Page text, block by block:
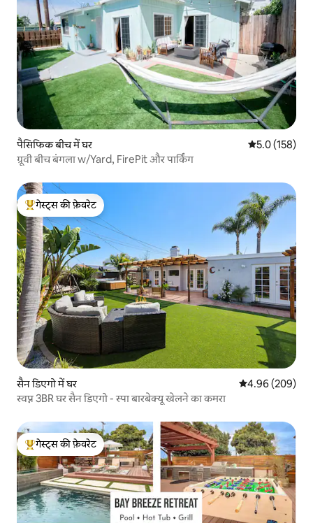
पैसिफिक बीच में घर औसत रेटिंग 5 में
5.0 (158)
ग्रूवी बीच बंगला w/Yard, FirePit और पार्किंग
गेस्ट्स का टॉप फ़ेवरेट
गेस्ट्स की फ़ेवरेट
सैन डिएगो में घर औसत रेटिंग 5 में से
4.96 (209)
स्वप्न 3BR घर सैन डिएगो - स्पा बारबेक्यू खेलने का कमरा
गेस्ट्स का टॉप फ़ेवरेट
गेस्ट्स की फ़ेवरेट